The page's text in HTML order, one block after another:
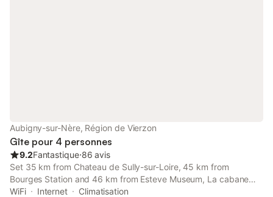
Aubigny-sur-Nère, Région de Vierzon
Gîte pour 4 personnes
9.2Fantastique⋅86 avis
Set 35 km from Chateau de Sully-sur-Loire, 45 km from
Bourges Station and 46 km from Esteve Museum, La cabane
offers accommodation located in Aubigny-sur-Nère.
WiFi Internet
Climatisation